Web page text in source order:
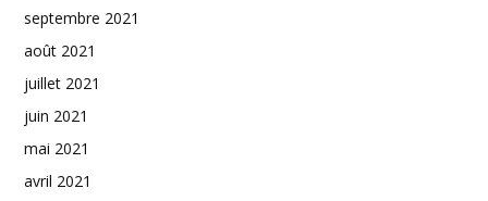
septembre 2021
août 2021
juillet 2021
juin 2021
mai 2021
avril 2021